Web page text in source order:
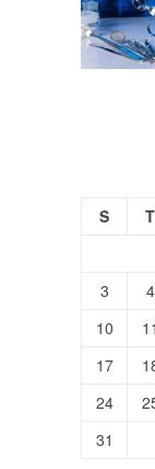
S
T
3
4
10
11
17
24
31